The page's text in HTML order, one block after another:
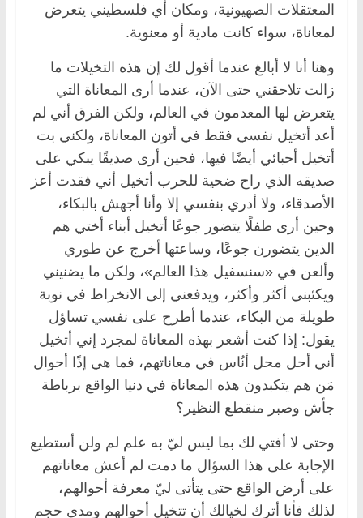
المعتقلات الصهيونية، ومكان أي فلسطيني يتعرض
لمعاناة، سواء كانت مادية أو معنوية.
وهنا أنا لا أبالغ عندما أقول لك إن هذه التخيلات ما
زالت تلاحقني حتى الآن، عندما أرى المعاناة التي
يتعرض لها المعدمون في العالم، ولكن الفرق أني لم
أعد أتخيل نفسي فقط في أتون المعاناة، ولكني بت
أتخيل أحبائي أيضًا فيها، فحين أرى صديقًا يبكي على
صديقه الذي راح ضحية للحرب أتخيل أني فقدت أعز
الأصدقاء، ولا أدري بنفسي إلا وأنا أجهش بالبكاء،
وحين أرى طفلًا يتضور جوعًا أتخيل أبناء أختي هم
الذين يتضورن جوعًا، وساعتها أخرج عن طوري
وألعن في «سنسفيل هذا العالم»، ولكن ما يضنيني
ويكئبني أكثر وأكثر، ويدفعني إلى الانخراط في نوبة
طويلة من البكاء، عندما أطرح على نفسي تساؤل
يقول: إذا كنت أشعر بهذه المعاناة لمجرد إني أتخيل
أني أحل محل أنُاس في معاناتهم، فما هي إذًا أحوال
مَن هم يتكبدون هذه المعاناة في دنيا الواقع برباطة
جأش وصبر منقطع النظير؟
وحتى لا أفتي لك بما ليس ليّ به علم لم ولن أستطيع
الإجابة على هذا السؤال ما دمت لم أعش معاناتهم
على أرض الواقع حتى يتأتى ليّ معرفة أحوالهم،
لذلك فأنا أترك لخيالك أن تتخيل أحوالهم ومدى حجم